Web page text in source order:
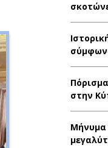
στην
Μήνυμα